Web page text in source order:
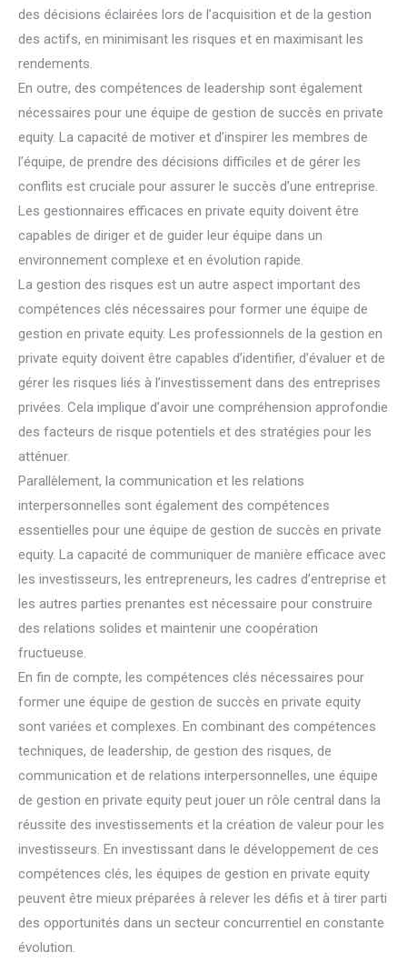
des décisions éclairées lors de l’acquisition et de la gestion
des actifs, en minimisant les risques et en maximisant les
rendements.
En outre, des compétences de leadership sont également
nécessaires pour une équipe de gestion de succès en private
equity. La capacité de motiver et d’inspirer les membres de
l’équipe, de prendre des décisions difficiles et de gérer les
conflits est cruciale pour assurer le succès d’une entreprise.
Les gestionnaires efficaces en private equity doivent être
capables de diriger et de guider leur équipe dans un
environnement complexe et en évolution rapide.
La gestion des risques est un autre aspect important des
compétences clés nécessaires pour former une équipe de
gestion en private equity. Les professionnels de la gestion en
private equity doivent être capables d’identifier, d’évaluer et de
gérer les risques liés à l’investissement dans des entreprises
privées. Cela implique d’avoir une compréhension approfondie
des facteurs de risque potentiels et des stratégies pour les
atténuer.
Parallèlement, la communication et les relations
interpersonnelles sont également des compétences
essentielles pour une équipe de gestion de succès en private
equity. La capacité de communiquer de manière efficace avec
les investisseurs, les entrepreneurs, les cadres d’entreprise et
les autres parties prenantes est nécessaire pour construire
des relations solides et maintenir une coopération
fructueuse.
En fin de compte, les compétences clés nécessaires pour
former une équipe de gestion de succès en private equity
sont variées et complexes. En combinant des compétences
techniques, de leadership, de gestion des risques, de
communication et de relations interpersonnelles, une équipe
de gestion en private equity peut jouer un rôle central dans la
réussite des investissements et la création de valeur pour les
investisseurs. En investissant dans le développement de ces
compétences clés, les équipes de gestion en private equity
peuvent être mieux préparées à relever les défis et à tirer parti
des opportunités dans un secteur concurrentiel en constante
évolution.